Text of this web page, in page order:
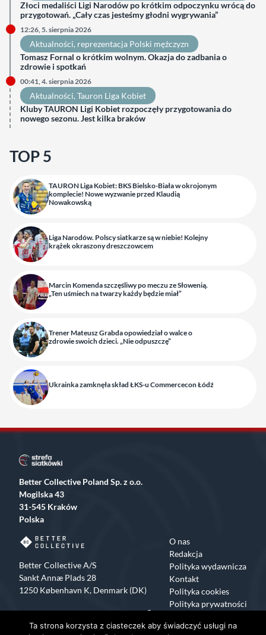
Złoci medaliści Ligi Narodów po krótkim odpoczynku wrócą do
przygotowań. „Cały czas jesteśmy głodni wygrywania”
12:26, 5. sierpnia 2026
Aktualności, reprezentacja Polski mężczyzn
Tomasz Fornal o krótkim wolnym. Okazja do zadbania o
zdrowie i spotkań
00:41, 4. sierpnia 2026
Aktualności, Tauron Liga Kobiet
Kluby TAURON Ligi Kobiet rozpoczęły przygotowania do
nowego sezonu. Jest kilka braków
TOP 5
TAURON Liga Kobiet: BKS Bielsko-Biała w okrojonym
komplecie! Nowe wyzwanie przed Klaudią
Nowakowską
Liga Narodów. Polscy siatkarze są w niebie! Kolejny
krążek okraszony dreszczowcem
Marcin Komenda szczęśliwy po meczu ze Słowenią.
„Ten uśmiech na twarzy każdy będzie miał”
Trener Mateusz Grabda opowiedział o walce o
zdrowie swoich dzieci. „Nie odpuszczę”
Ukrainka zamknęła skład ŁKS-u Commercecon Łódź
Better Collective Poland Sp. z o.o.
Mogilska 43
31-545 Kraków
Polska
Better Collective A/S
Sankt Annæ Plads 28
1250 København K, Denmark (DK)
O nas
Redakcja
Polityka wydawnicza
Kontakt
Polityka cookies
Polityka prywatności
Facebook
X Instagram
TikTok
Copyrights 2015-2024 Strefa Siatkówki All rights reserved
Ta strona korzysta z ciasteczek aby świadczyć usługi na